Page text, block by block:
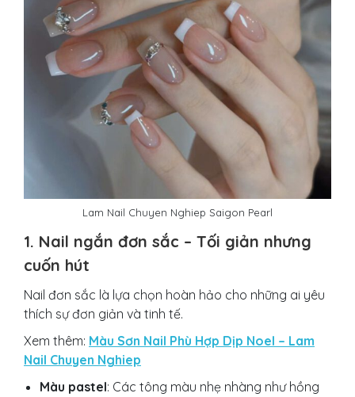
Lam Nail Chuyen Nghiep Saigon Pearl
1. Nail ngắn đơn sắc – Tối giản nhưng
cuốn hút
Nail đơn sắc là lựa chọn hoàn hảo cho những ai yêu
thích sự đơn giản và tinh tế.
Xem thêm: Màu Sơn Nail Phù Hợp Dịp Noel – Lam
Nail Chuyen Nghiep
Màu pastel: Các tông màu nhẹ nhàng như hồng